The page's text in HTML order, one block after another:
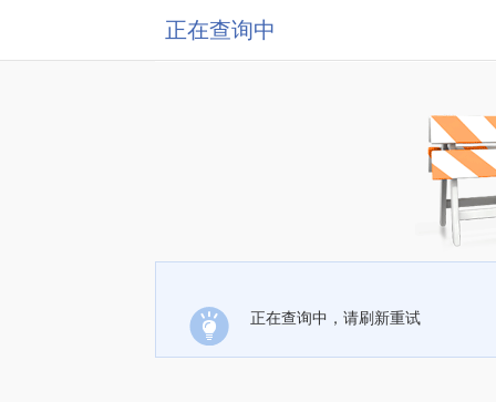
正在查询中
正在查询中，请刷新重试